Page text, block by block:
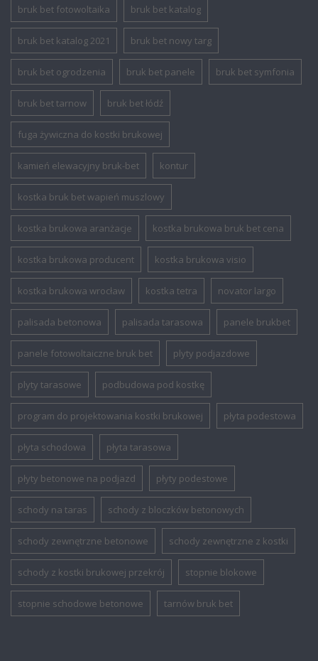
bruk bet fotowoltaika bruk bet katalog
bruk bet katalog 2021 bruk bet nowy targ
bruk bet ogrodzenia bruk bet panele bruk bet symfonia
bruk bet tarnow bruk bet łódź
fuga żywiczna do kostki brukowej
kamień elewacyjny bruk-bet kontur
kostka bruk bet wapień muszlowy
kostka brukowa aranżacje kostka brukowa bruk bet cena
kostka brukowa producent kostka brukowa visio
kostka brukowa wrocław kostka tetra novator largo
palisada betonowa palisada tarasowa panele brukbet
panele fotowoltaiczne bruk bet plyty podjazdowe
plyty tarasowe podbudowa pod kostkę
program do projektowania kostki brukowej płyta podestowa
płyta schodowa płyta tarasowa
płyty betonowe na podjazd płyty podestowe
schody na taras schody z bloczków betonowych
schody zewnętrzne betonowe schody zewnętrzne z kostki
schody z kostki brukowej przekrój stopnie blokowe
stopnie schodowe betonowe tarnów bruk bet